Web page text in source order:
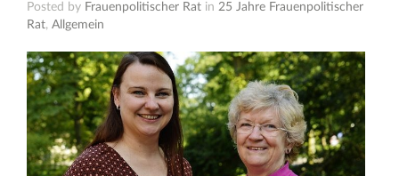
Posted by Frauenpolitischer Rat in25 Jahre Frauenpolitischer
Rat,Allgemein